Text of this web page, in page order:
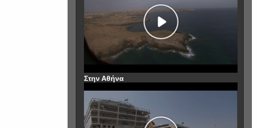
Στην Αθήνα